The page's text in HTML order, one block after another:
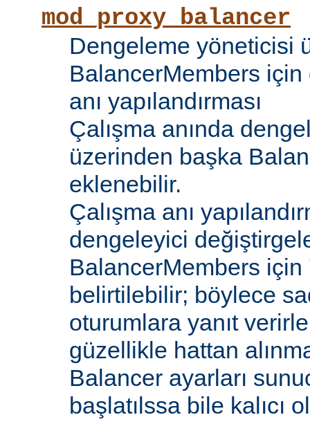
mod_proxy_balancer
Dengeleme yöneticisi
BalancerMembers için
anı yapılandırması
Çalışma anında
üzerinden başka
eklenebilir.
Çalışma anı
dengeleyici
BalancerMembers
belirtilebilir; böylece
oturumlara yanıt
güzellikle hattan
Balancer ayarları
başlatılssa bile kalıcı